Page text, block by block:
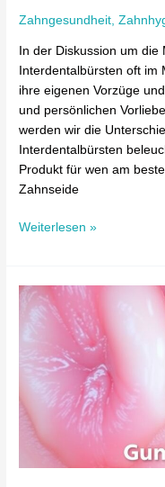
Zahngesundheit ,
In der Diskussion um die
Interdentalbürsten oft im
ihre eigenen Vorzüge
und persönlichen
werden wir die
Interdentalbürsten
Produkt für wen am
Zahnseide
Weiterlesen »
Zahnfleischbluten:
Ursachen
Lösungen